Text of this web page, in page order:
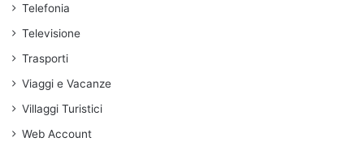
Telefonia
Televisione
Trasporti
Viaggi e Vacanze
Villaggi Turistici
Web Account